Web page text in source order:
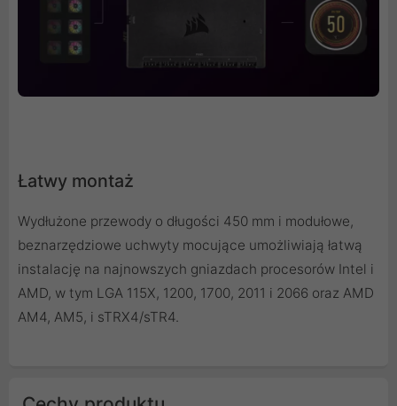
Łatwy montaż
Wydłużone przewody o długości 450 mm i modułowe,
beznarzędziowe uchwyty mocujące umożliwiają łatwą
instalację na najnowszych gniazdach procesorów Intel i
AMD, w tym LGA 115X, 1200, 1700, 2011 i 2066 oraz AMD
AM4, AM5, i sTRX4/sTR4.